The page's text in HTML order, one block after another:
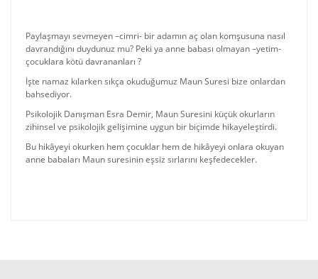
Paylaşmayı sevmeyen –cimri- bir adamın aç olan komşusuna nasıl
davrandığını duydunuz mu? Peki ya anne babası olmayan –yetim-
çocuklara kötü davrananları ?
İşte namaz kılarken sıkça okuduğumuz Maun Suresi bize onlardan
bahsediyor.
Psikolojik Danışman Esra Demir, Maun Suresini küçük okurların
zihinsel ve psikolojik gelişimine uygun bir biçimde hikayeleştirdi.
Bu hikâyeyi okurken hem çocuklar hem de hikâyeyi onlara okuyan
anne babaları Maun suresinin eşsiz sırlarını keşfedecekler.